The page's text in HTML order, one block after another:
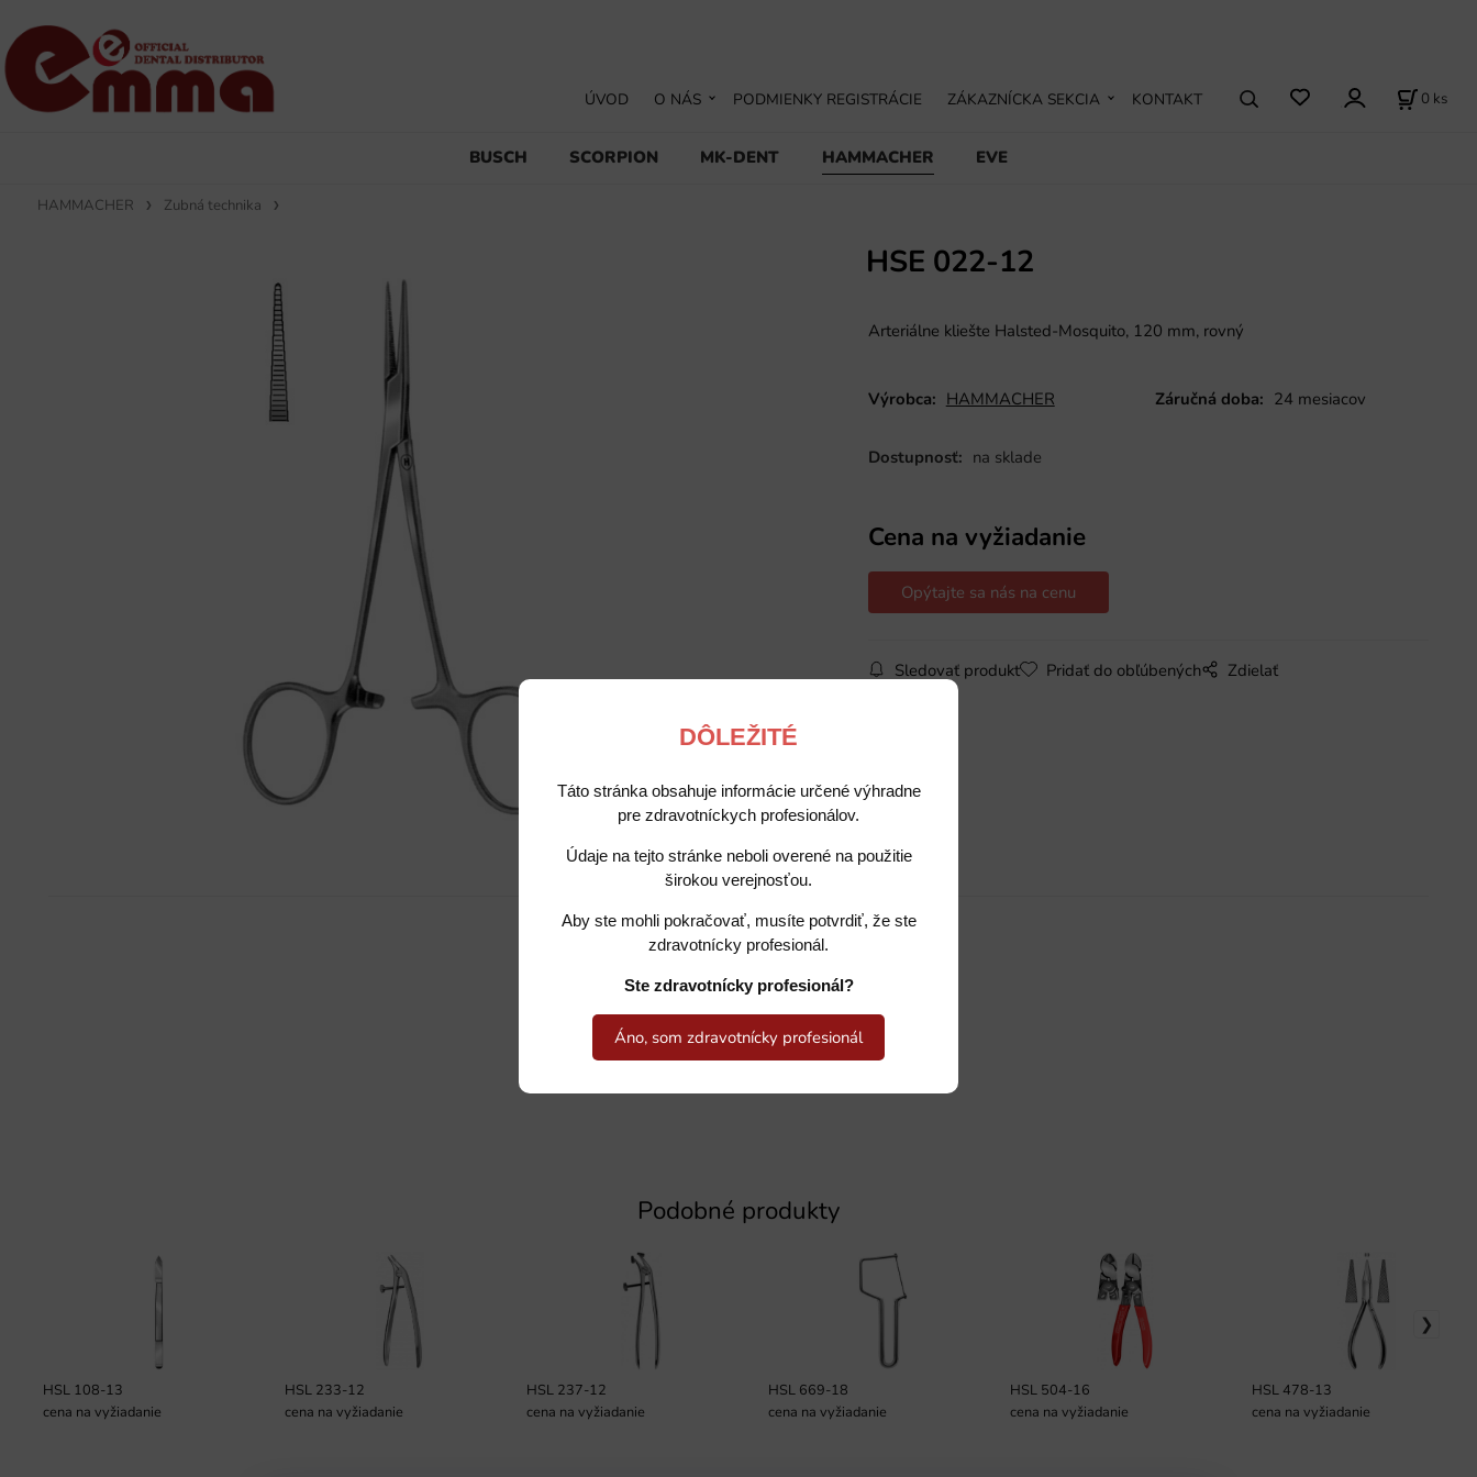
DÔLEŽITÉ
Táto stránka obsahuje informácie určené výhradne
pre zdravotníckych profesionálov.
Údaje na tejto stránke neboli overené na použitie
širokou verejnosťou.
Aby ste mohli pokračovať, musíte potvrdiť, že ste
zdravotnícky profesionál.
Ste zdravotnícky profesionál?
Áno, som zdravotnícky profesionál
BUSCH SCORPION MK-DENT HAMMACHER EVE
ÚVOD O NÁS PODMIENKY REGISTRÁCIE ZÁKAZNÍCKA SEKCIA KONTAKT 0 ks
HAMMACHER Zubná technika
HSE 022-12
Arteriálne kliešte Halsted-Mosquito, 120 mm, rovný
Výrobca: HAMMACHER Záručná doba: 24 mesiacov
Dostupnosť: na sklade
Cena na vyžiadanie
Opýtajte sa nás na cenu
Sledovať produkt Pridať do obľúbených Zdielať
Popis Potrebujete poradiť?
Podobné produkty
HSL 108-13
cena na vyžiadanie
HSL 233-12
cena na vyžiadanie
HSL 237-12
cena na vyžiadanie
HSL 669-18
cena na vyžiadanie
HSL 504-16
cena na vyžiadanie
HSL 478-13
cena na vyžiadanie